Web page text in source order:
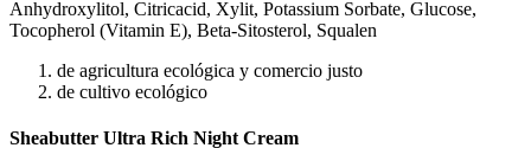
Anhydroxylitol, Citricacid, Xylit, Potassium Sorbate, Glucose,
Tocopherol (Vitamin E), Beta-Sitosterol, Squalen
de agricultura ecológica y comercio justo
de cultivo ecológico
Sheabutter Ultra Rich Night Cream